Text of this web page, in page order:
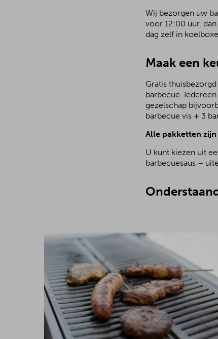
Wij bezorgen uw
voor 12:00 uur,
dag zelf in
Maak een
Gratis
barbecue.
gezelschap
barbecue vis + 3
Alle pakketten
U kunt kiezen uit
barbecuesaus –